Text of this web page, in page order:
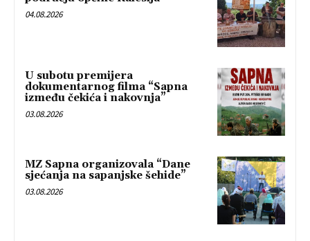
04.08.2026
U subotu premijera
dokumentarnog filma “Sapna
između čekića i nakovnja”
03.08.2026
MZ Sapna organizovala “Dane
sjećanja na sapanjske šehide”
03.08.2026